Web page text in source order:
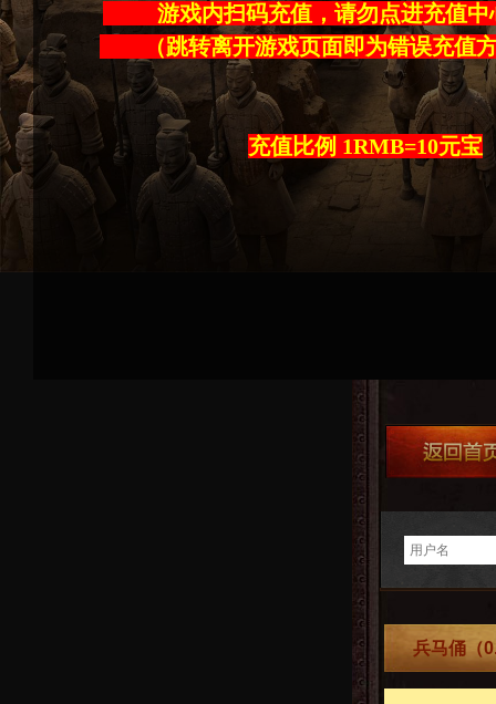
游戏内扫码充值，请勿点进充
（跳转离开游戏页面即为错误
充值比例 1RMB=10元宝
兵马俑（